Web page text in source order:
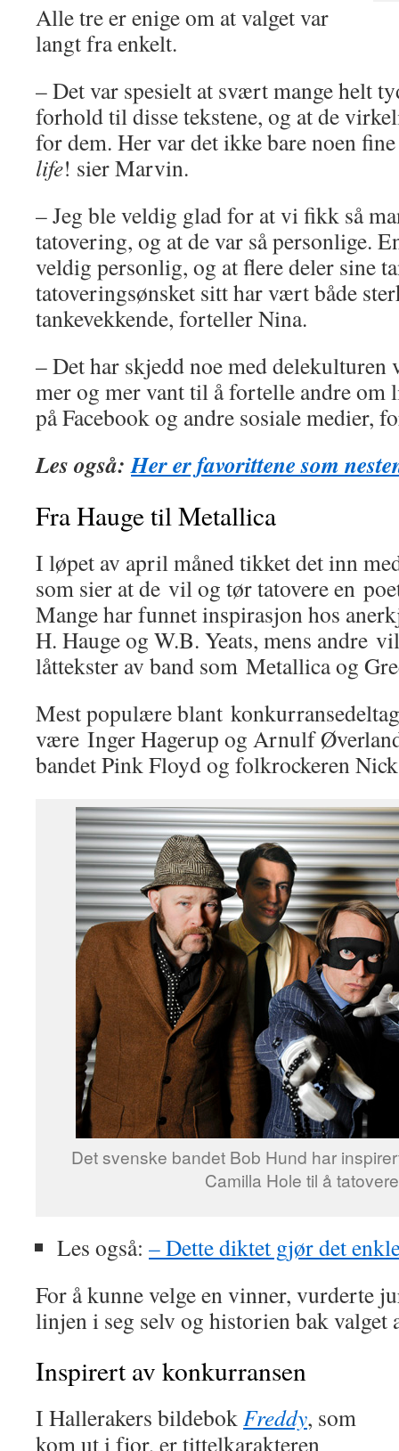
Alle tre er enige om at valget var
langt fra enkelt.
– Det var spesielt at svært mange helt
forhold til disse tekstene, og at de
for dem. Her var det ikke bare noen
life! sier Marvin.
– Jeg ble veldig glad for at vi fikk så
tatovering, og at de var så personlige.
veldig personlig, og at flere deler sine
tatoveringsønsket sitt har vært både
tankevekkende, forteller Nina.
– Det har skjedd noe med
mer og mer vant til å fortelle andre om
på Facebook og andre sosiale medier,
Les også:Her er favorittene som
Fra Hauge til Metallica
I løpet av april måned tikket det inn
som sier at de vil og tør tatovere en
Mange har funnet inspirasjon hos
H. Hauge og W.B. Yeats, mens andre
låttekster av band som Metallica og
Mest populære blant
være Inger Hagerup og Arnulf
bandet Pink Floyd og folkrockeren
Det svenske bandet Bob Hund har
Camilla Hole til å
Les også: – Dette diktet gjør det
For å kunne velge en vinner, vurderte
linjen i seg selv og historien bak valget
Inspirert av konkurransen
I Hallerakers bildebokFreddy, som
kom ut i fjor, er tittelkarakteren